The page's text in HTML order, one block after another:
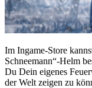
Im Ingame-Store
Schneemann“-Helm
Du Dein eigenes
der Welt zeigen zu